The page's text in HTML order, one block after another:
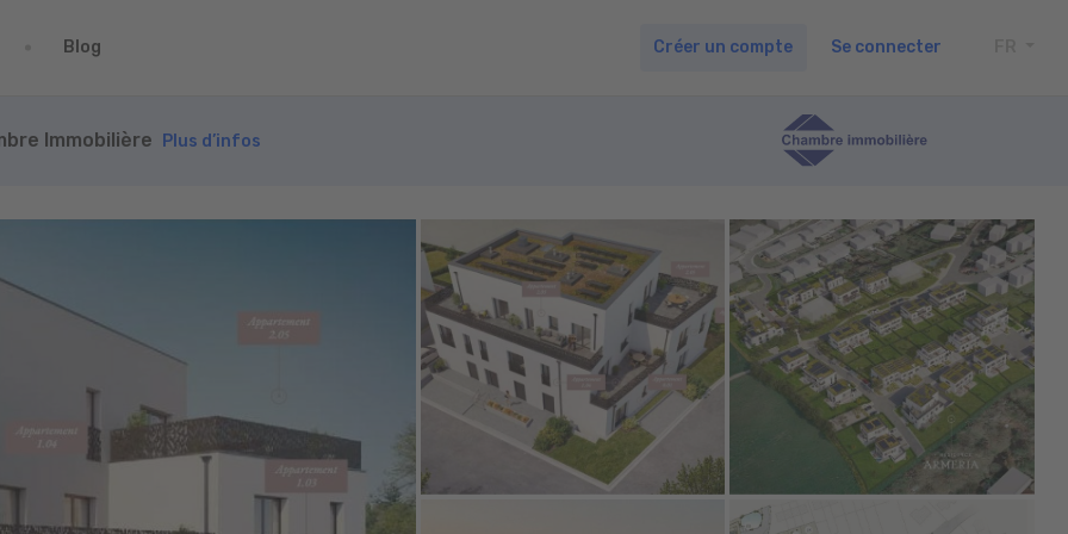
Blog Créer un compte Se connecter
Immobilière Plus d’infos